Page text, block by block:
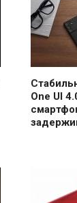
One UI